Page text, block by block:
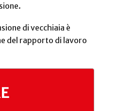
di vecchiaia è
del rapporto di lavoro